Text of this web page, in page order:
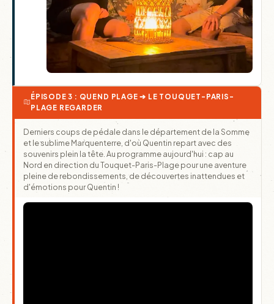
ÉPISODE 3 : QUEND PLAGE ➔ LE TOUQUET-PARIS-
PLAGE REGARDER
Derniers coups de pédale dans le département de la Somme
et le sublime Marquenterre, d'où Quentin repart avec des
souvenirs plein la tête. Au programme aujourd'hui : cap au
Nord en direction du Touquet-Paris-Plage pour une aventure
pleine de rebondissements, de découvertes inattendues et
d'émotions pour Quentin !